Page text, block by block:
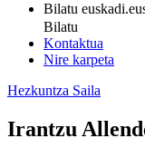
Bilatu
Bilatu
Kontaktua
Nire karpeta
Hezkuntza Saila
Irantzu